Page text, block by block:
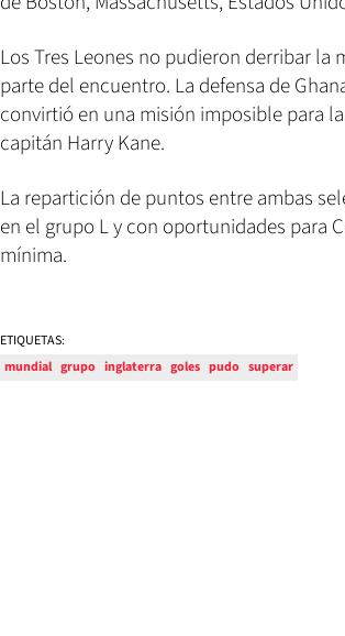
Los Tres Leones no pudieron derribar
parte del encuentro. La defensa de
convirtió en una misión imposible para
capitán Harry Kane.
La repartición de puntos entre ambas
en el grupo L y con oportunidades para
mínima.
ETIQUETAS:
mundial grupo inglaterra goles pudo superar